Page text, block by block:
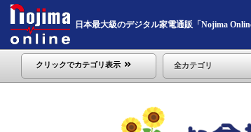
日本最大級のデジタル家電通販「Nojima
クリックでカテゴリ表示 全カテゴリ